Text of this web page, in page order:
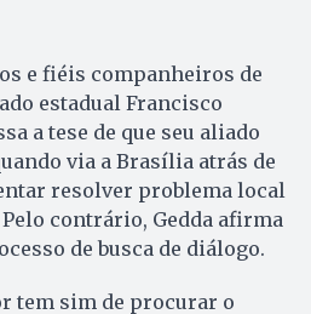
e fiéis companheiros de
estadual Francisco
a tese de que seu aliado
via a Brasília atrás de
resolver problema local
Pelo contrário, Gedda afirma
de busca de diálogo.
tem sim de procurar o